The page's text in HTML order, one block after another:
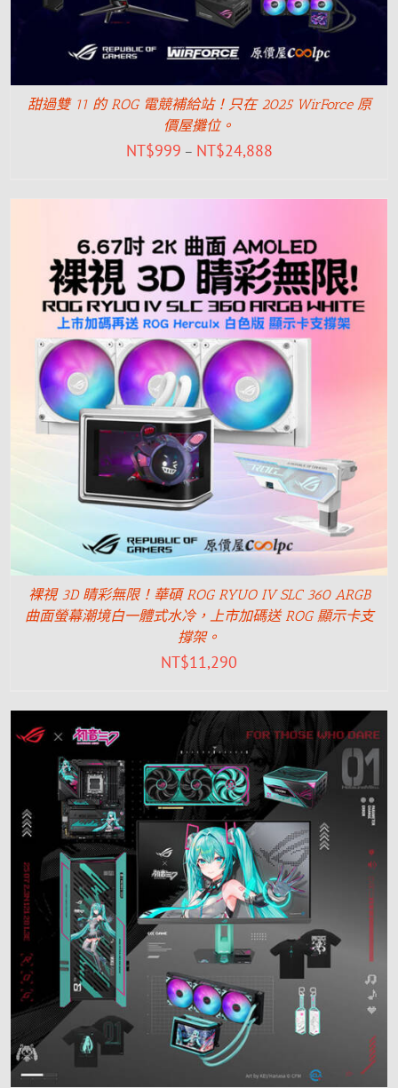
甜過雙 11 的 ROG 電競補給站！只在 2025 WirForce 原
價屋攤位。
NT$999 – NT$24,888
裸視 3D 睛彩無限！華碩 ROG RYUO IV SLC 360 ARGB
曲面螢幕潮境白一體式水冷，上市加碼送 ROG 顯示卡支
撐架。
NT$11,290